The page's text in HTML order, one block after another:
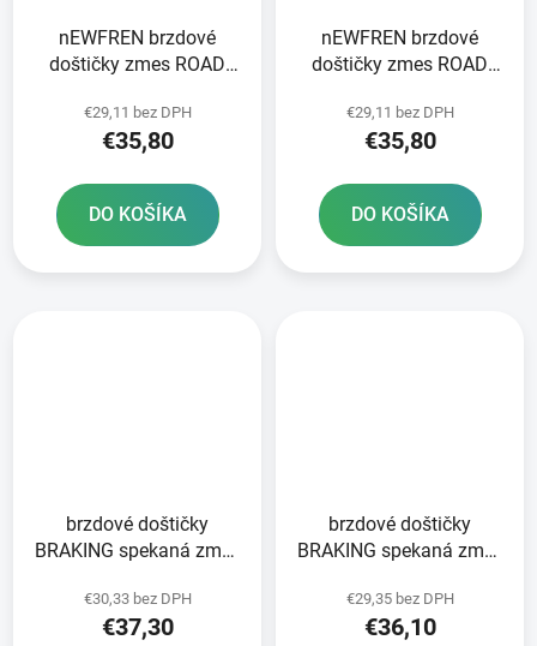
nEWFREN brzdové
doštičky zmes ROAD
ks v balení
€29,11 bez DPH
€35,80
DO KOŠÍKA
nEWFREN brzdové
doštičky zmes ROAD
ks v balení
€29,11 bez DPH
€35,80
DO KOŠÍKA
brzdové doštičky
BRAKING spekaná zmes
€30,33 bez DPH
€37,30
brzdové doštičky
BRAKING spekaná zmes
€29,35 bez DPH
€36,10